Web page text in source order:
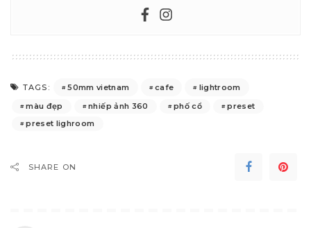
TAGS: 50mm vietnam cafe
lightroom
màu đẹp
nhiếp ảnh 360 phố cổ
preset
preset lighroom
SHARE ON